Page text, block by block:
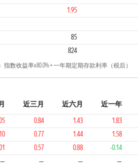
1.95
4
85
824
数收益率x80.0% + 一年期定期存款利率（税后）
近三月 近六月
近一年
0.84 1.43
1.83
0.77 1.44
1.58
0.57 0.88
-0.14
— — —
—